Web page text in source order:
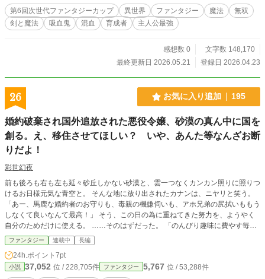
ムで連載しております。
第6回次世代ファンタジーカップ 異世界 ファンタジー 魔法
無双
剣と魔法
吸血鬼 混血 育成者 主人公最強
感想数 0
文字数 148,170
最終更新日 2026.05.21
登録日 2026.04.23
26 お気に入り追加 195
婚約破棄され国外追放された悪役令嬢、砂漠の真ん中に国を
創る。え、移住させてほしい？ いや、あんた等なんざお断
りだよ！
彩世幻夜
前も後ろも右も左も延々砂丘しかない砂漠と、雲一つなくカンカン照りに照りつ
けるお日様元気な青空と。 そんな地に放り出されたカナンは、ニヤリと笑う。
「あー、馬鹿な婚約者のお守りも、毒親の機嫌伺いも、アホ兄弟の尻拭いももう
しなくて良いなんて最高！」 そう、この日の為に重ねてきた努力を、ようやく
自分のためだけに使える。 ……そのはずだった。 「のんびり趣味に費やす毎
日、ぷりーず！」 そう叫ぶ日々が来るなど、その時の彼女は思いもしなかった
のだ… 新作 【あやかしたちのとまり木の日常】 連載開始しました
ファンタジー 連載中 長編
24h.ポイント 7pt
小説 37,052 位 / 228,705件 ファンタジー 5,767 位 / 53,288件